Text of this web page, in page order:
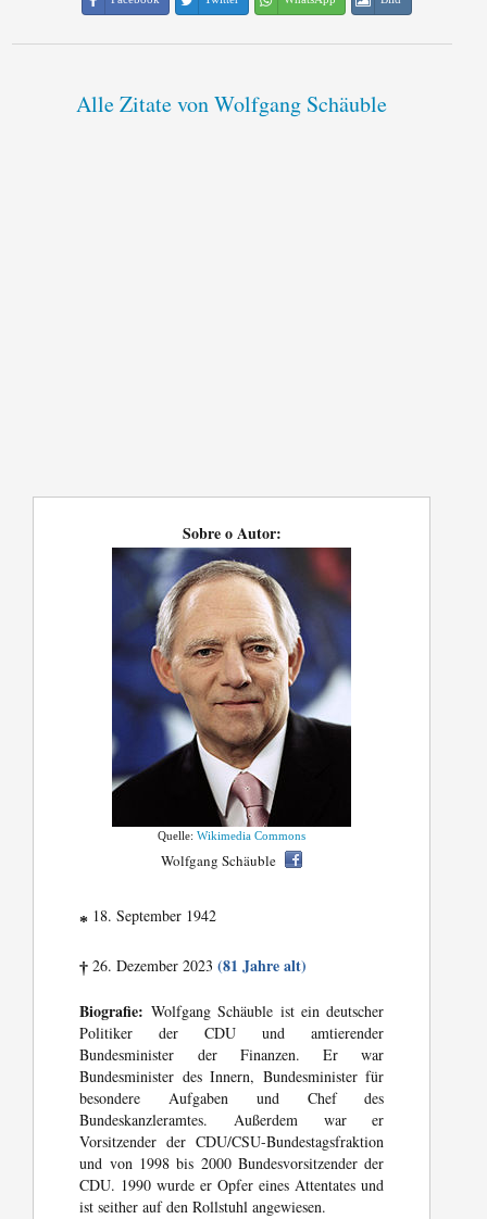
Alle Zitate von Wolfgang Schäuble
Sobre o Autor:
Quelle:Wikimedia Commons
Wolfgang Schäuble
* 18. September 1942
† 26. Dezember 2023(81 Jahre alt)
Biografie: Wolfgang Schäuble ist ein deutscher
Politiker der CDU und amtierender
Bundesminister der Finanzen. Er war
Bundesminister des Innern, Bundesminister für
besondere Aufgaben und Chef des
Bundeskanzleramtes. Außerdem war er
Vorsitzender der CDU/CSU-Bundestagsfraktion
und von 1998 bis 2000 Bundesvorsitzender der
CDU. 1990 wurde er Opfer eines Attentates und
ist seither auf den Rollstuhl angewiesen.